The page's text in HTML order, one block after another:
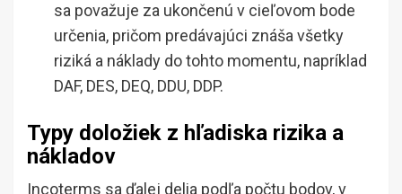
sa považuje za ukončenú v cieľovom bode
určenia, pričom predávajúci znáša všetky
riziká a náklady do tohto momentu, napríklad
DAF, DES, DEQ, DDU, DDP.
Typy doložiek z hľadiska rizika a
nákladov
Incoterms sa ďalej delia podľa počtu bodov, v